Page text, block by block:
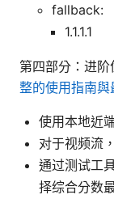
fallback:
1.1.1.1
第四部分：进
整的使用指南
使用本地近
对于视频流
通过测试工
择综合分数